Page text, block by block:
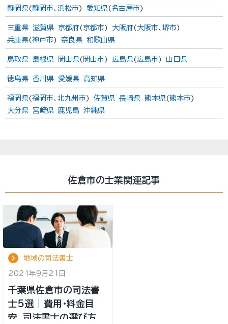
静岡県(静岡市、 浜松市) 愛知県(名古屋市)
三重県 滋賀県 京都府( 京都市) 大阪府( 大阪市、 堺市)
兵庫県(神戸市) 奈良県 和歌山県
鳥取県 島根県 岡山県( 岡山市) 広島県( 広島市) 山口県
徳島県 香川県 愛媛県 高知県
福岡県(福岡市、 北九州市) 佐賀県 長崎県 熊本県(熊本市)
大分県
宮崎県 鹿児島 沖縄県
佐倉市の士業関連記事
地域の司法書士
2021年9月21日
千葉県佐倉市の司法書
士5選 | 費用・料金目
安、司法書士の選び方